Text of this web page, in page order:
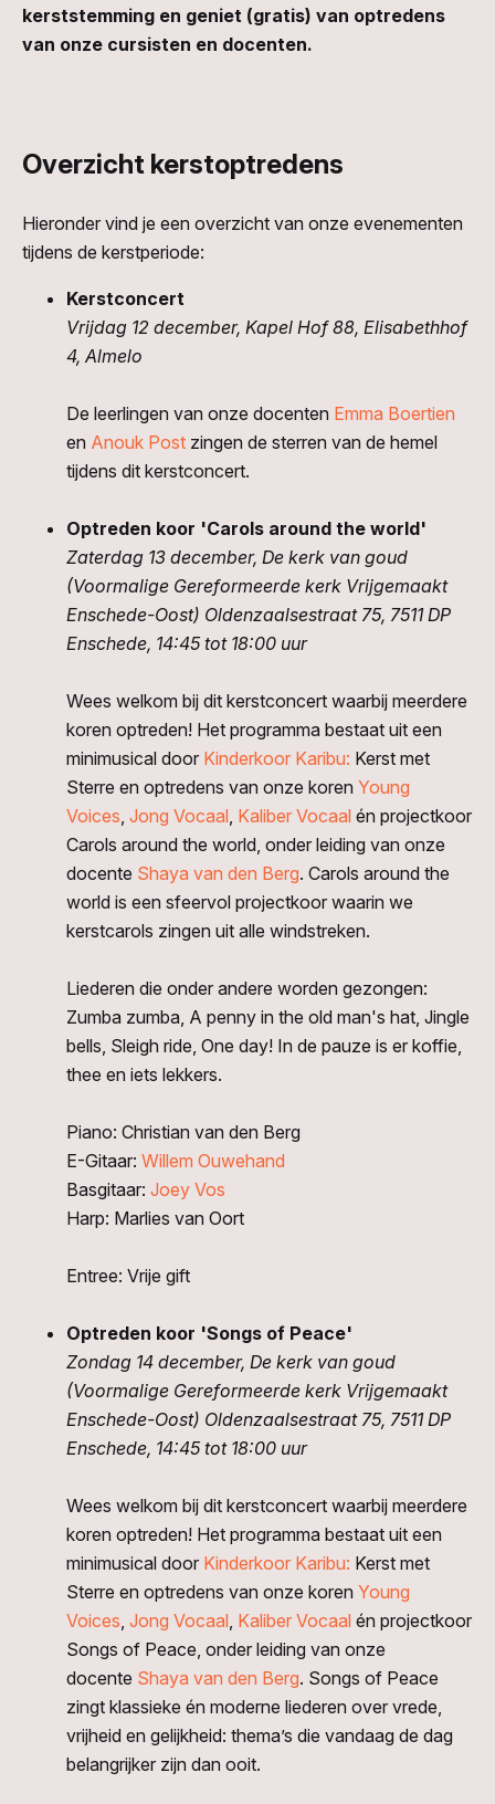
kerststemming en geniet (gratis) van optredens
van onze cursisten en docenten.
Overzicht kerstoptredens
Hieronder vind je een overzicht van onze evenementen
tijdens de kerstperiode:
Kerstconcert
Vrijdag 12 december, Kapel Hof 88, Elisabethhof
4, Almelo
De leerlingen van onze docenten Emma Boertien
en Anouk Post zingen de sterren van de hemel
tijdens dit kerstconcert.
Optreden koor 'Carols around the world'
Zaterdag 13 december, De kerk van goud
(Voormalige Gereformeerde kerk Vrijgemaakt
Enschede-Oost) Oldenzaalsestraat 75, 7511 DP
Enschede, 14:45 tot 18:00 uur
Wees welkom bij dit kerstconcert waarbij meerdere
koren optreden! Het programma bestaat uit een
minimusical door Kinderkoor Karibu: Kerst met
Sterre en optredens van onze koren Young
Voices, Jong Vocaal, Kaliber Vocaal én projectkoor
Carols around the world, onder leiding van onze
docente Shaya van den Berg. Carols around the
world is een sfeervol projectkoor waarin we
kerstcarols zingen uit alle windstreken.
Liederen die onder andere worden gezongen:
Zumba zumba, A penny in the old man's hat, Jingle
bells, Sleigh ride, One day! In de pauze is er koffie,
thee en iets lekkers.
Piano: Christian van den Berg
E-Gitaar: Willem Ouwehand
Basgitaar: Joey Vos
Harp: Marlies van Oort
Entree: Vrije gift
Optreden koor 'Songs of Peace'
Zondag 14 december, De kerk van goud
(Voormalige Gereformeerde kerk Vrijgemaakt
Enschede-Oost) Oldenzaalsestraat 75, 7511 DP
Enschede, 14:45 tot 18:00 uur
Wees welkom bij dit kerstconcert waarbij meerdere
koren optreden! Het programma bestaat uit een
minimusical door Kinderkoor Karibu: Kerst met
Sterre en optredens van onze koren Young
Voices, Jong Vocaal, Kaliber Vocaal én projectkoor
Songs of Peace, onder leiding van onze
docente Shaya van den Berg. Songs of Peace
zingt klassieke én moderne liederen over vrede,
vrijheid en gelijkheid: thema’s die vandaag de dag
belangrijker zijn dan ooit.